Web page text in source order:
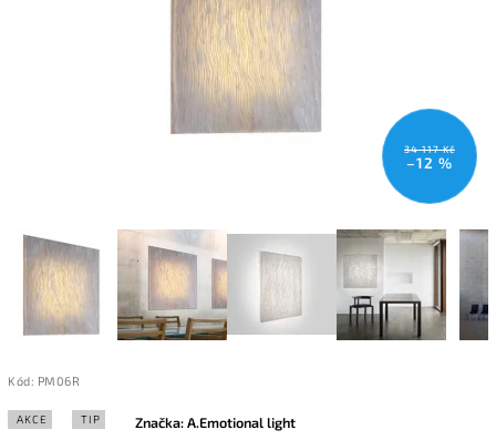
34 117 Kč
–12 %
Kód: PM06R
AKCE TIP Značka:A.Emotional light